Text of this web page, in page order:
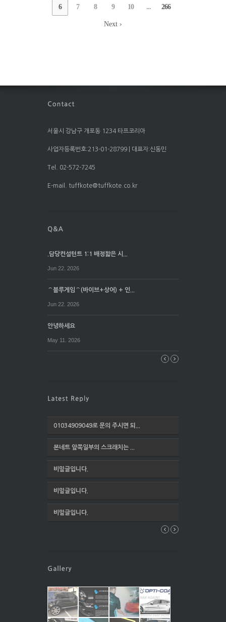
6 7 8 9 10 ... 266
Next ›
서울시 강남구 개포동 1234 타프코리아
사업자등록번호:213-01-28799 | 대표자:신동민
Tel. 02-572-7245
E-mail. tuffkote@tuffkote.co.kr
.담당컨설턴트 1:1 배정짧은 시...
Jun 22. 2026
⌒블루게임⌒(바이브+상어) + 인...
Jun 22. 2026
안녕하세요
May 11. 2026
01034909049로 문의 주시면 되...
본네트 앞쪽일부의 스크래치는 ...
비밀글입니다.
비밀글입니다.
비밀글입니다.